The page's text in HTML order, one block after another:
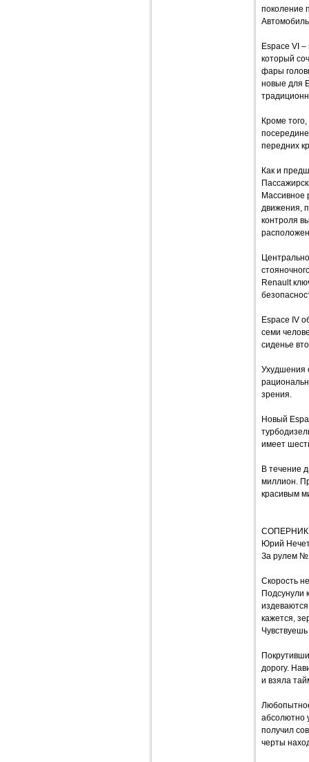
поколение
Espace VI
который
фары
новые для
Кроме
передних
Как и
Массивное
движения,
контроля
Renault
Espace IV
семи
сиденье
Ухудшения
зрения.
Новый
имеет
В течение
миллион.
красивым
Юрий
За рулем
Скорость
Подсунули
кажется,
дорогу.
и взяла
абсолютно
получил
черты